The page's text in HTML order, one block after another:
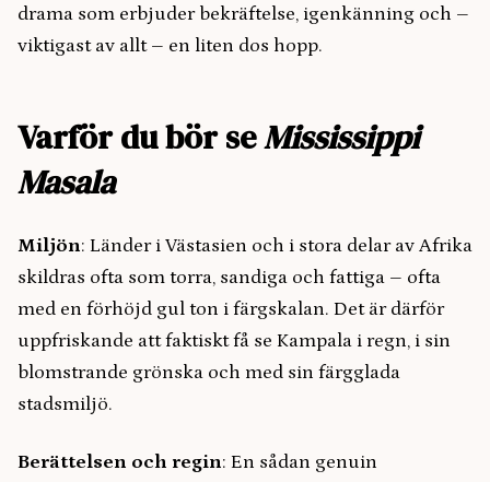
drama som erbjuder bekräftelse, igenkänning och –
viktigast av allt – en liten dos hopp.
Varför du bör seMississippi
Masala
Miljön: Länder i Västasien och i stora delar av Afrika
skildras ofta som torra, sandiga och fattiga – ofta
med en förhöjd gul ton i färgskalan. Det är därför
uppfriskande att faktiskt få se Kampala i regn, i sin
blomstrande grönska och med sin färgglada
stadsmiljö.
Berättelsen och regin: En sådan genuin